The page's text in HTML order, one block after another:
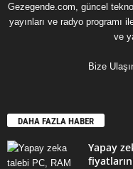
Gezegende.com, güncel
yayınları ve radyo programı
ve
Bize
DAHA FAZLA HABER
Yapay